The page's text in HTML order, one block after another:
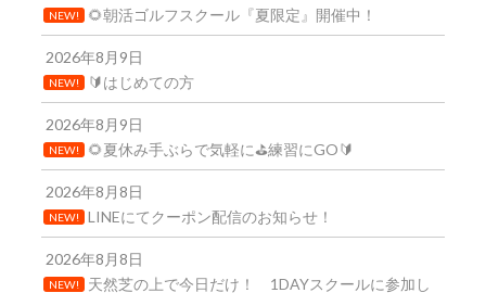
NEW! 🌻朝活ゴルフスクール『夏限定』開催中！
2026年8月9日
NEW! 🔰はじめての方
2026年8月9日
NEW! 🌻夏休み手ぶらで気軽に⛳練習にGO🔰
2026年8月8日
NEW! LINEにてクーポン配信のお知らせ！
2026年8月8日
NEW! 天然芝の上で今日だけ！ 1DAYスクールに参加し